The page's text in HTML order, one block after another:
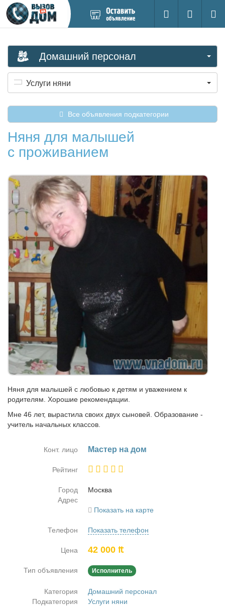
новое
Поиск
Вход на
Домашний персонал
Услуги няни
Все объявления подкатегории
Няня для малышей
с проживанием
Няня для малышей с любовью к детям и уважением к
родителям. Хорошие рекомендации.
Мне 46 лет, вырастила своих двух сыновей. Образование -
учитель начальных классов.
Конт. лицо Ма­стер на дом
Рейтинг
Город
Москва
Адрес
Показать на карте
Телефон Показать телефон
Цена 42 000 ₶
Тип объявления Исполнитель
Категория
Домашний персонал
Подкатегория
Услуги няни